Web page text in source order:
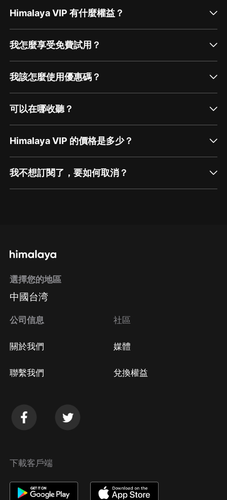
Himalaya VIP 有什麼權益？
我怎麼享受免費試用？
我該怎麼使用優惠碼？
可以在哪收聽？
Himalaya VIP 的價格是多少？
我不想訂閱了，要如何取消？
方法 Google Play取消訂閱方法
選擇您的地區
中國台湾
公司信息
關於我們
聯繫我們
社區
媒體
兌換權益
下載客戶端